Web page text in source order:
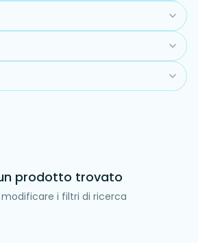
prodotto trovato
modificare i filtri di ricerca